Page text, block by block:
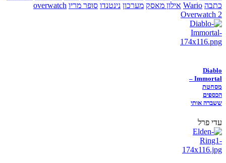
כתבה Wario אילון מאסק מערכון נינטנדו סופר מריו overwatch
Overwatch 2
Diablo
Immortal –
מסחטת
הכספים
ששברה אותי
עדי פרל